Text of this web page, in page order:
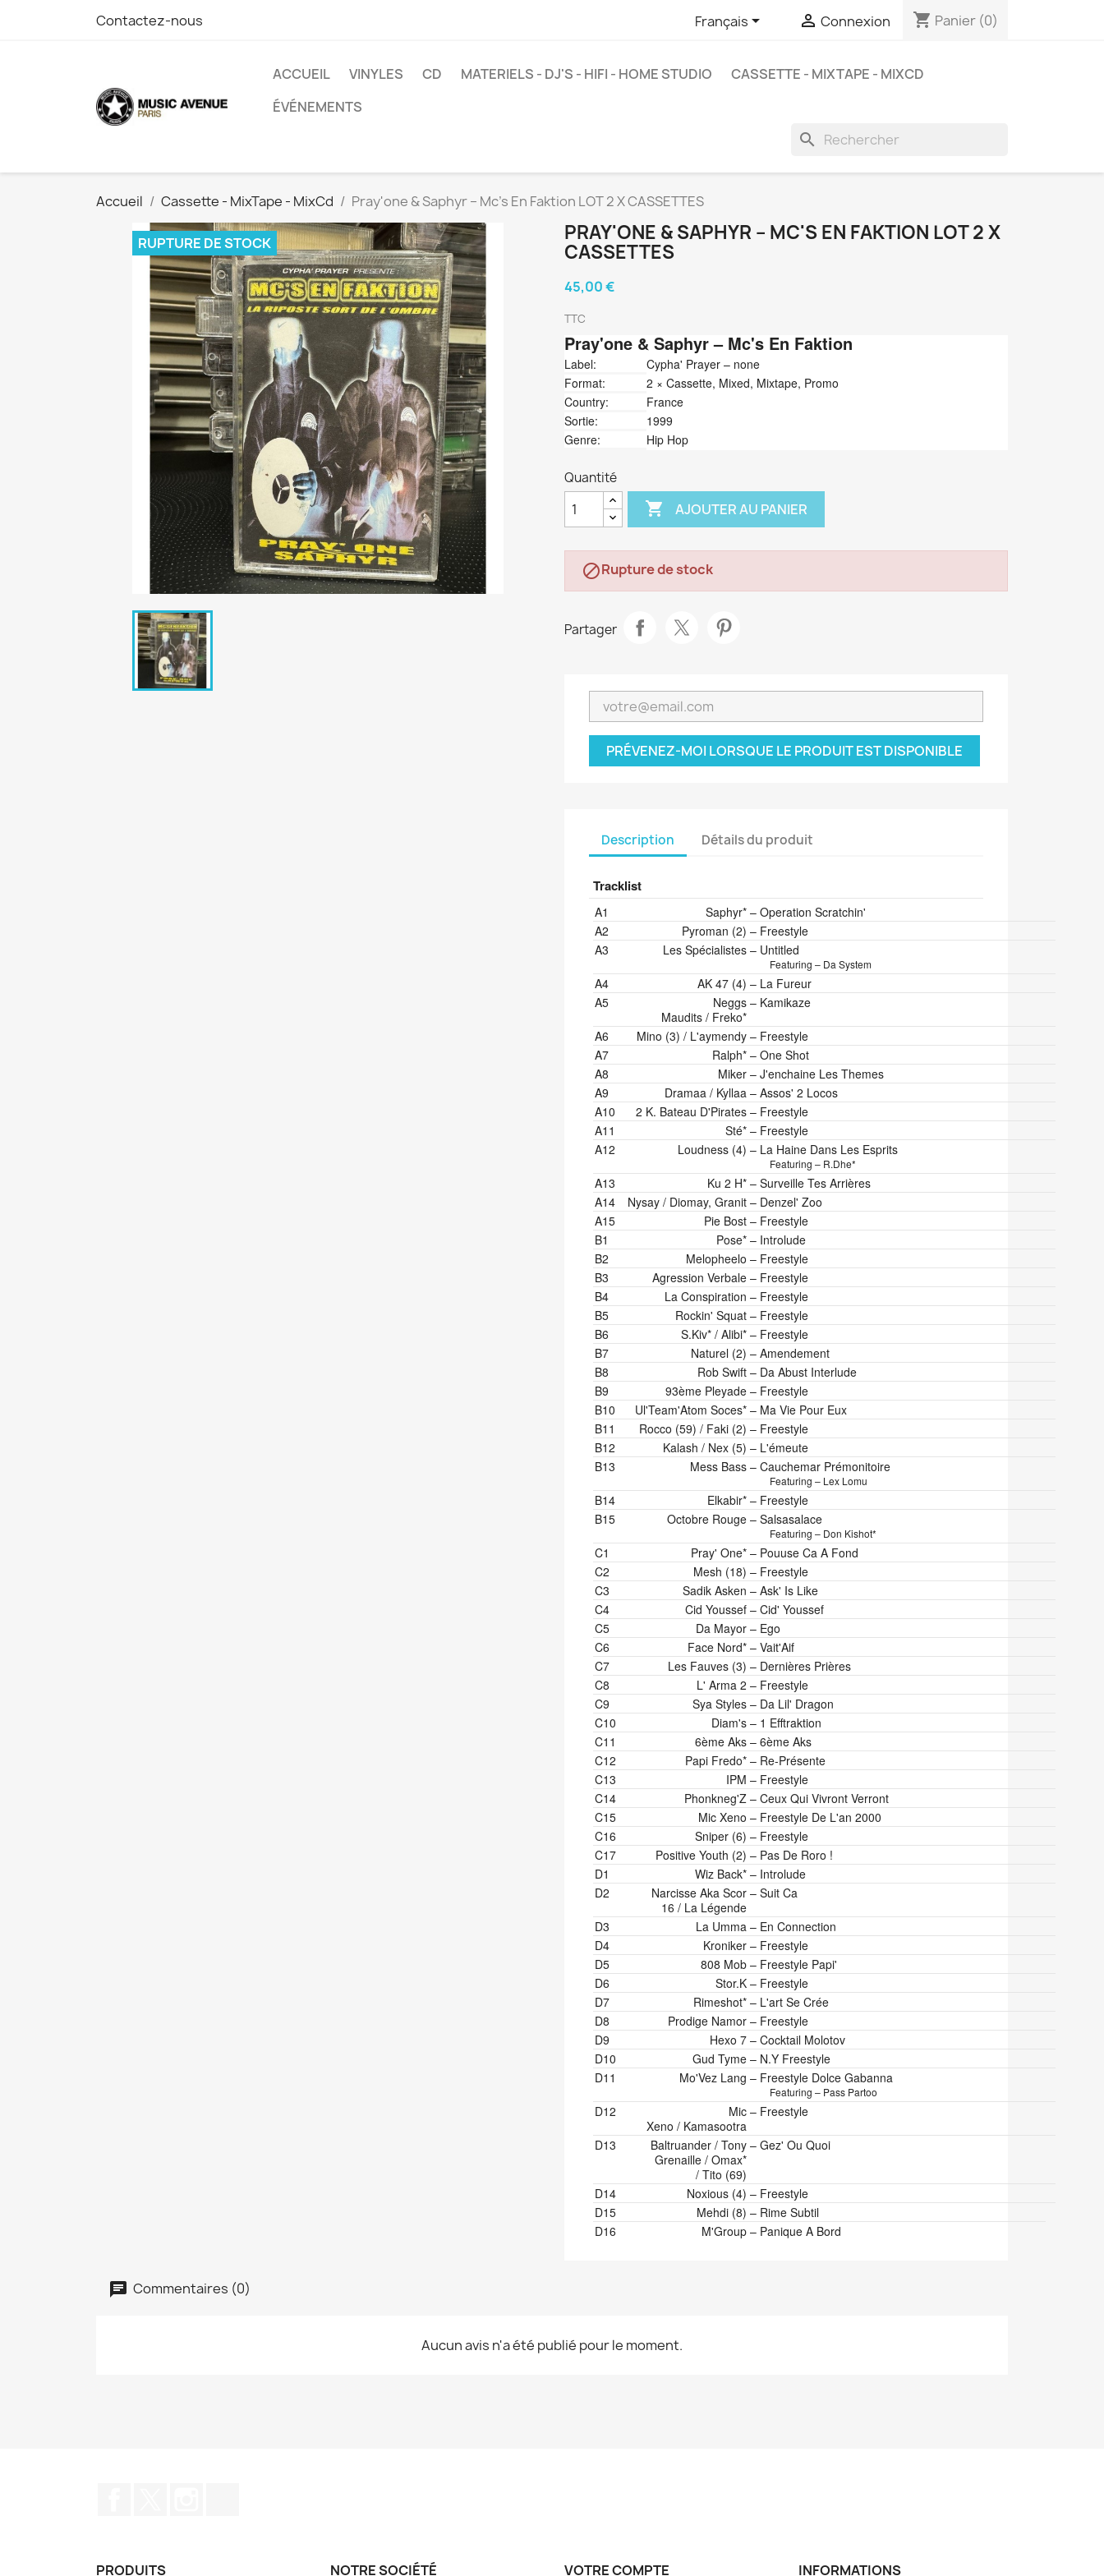
Contactez-nous Français  Connexion shopping_cart Panier (0)
ACCUEIL VINYLES CD MATERIELS - DJ'S - HIFI - HOME STUDIO
CASSETTE - MIXTAPE - MIXCD
ÉVÉNEMENTS
search
Accueil Cassette - MixTape - MixCd Pray'one & Saphyr ‎– Mc's En Faktion LOT 2 X CASSETTES
RUPTURE DE STOCK
PRAY'ONE & SAPHYR ‎– MC'S EN FAKTION LOT 2 X
CASSETTES
45,00 €
TTC
Pray'one & Saphyr‎– Mc's En Faktion
Label:
Cypha' Prayer ‎– none
Format:
2 × Cassette, Mixed, Mixtape, Promo
Country:
France
Sortie:
1999
Genre:
Hip Hop
Quantité
 AJOUTER AU PANIER
Rupture de stock
Partager
PRÉVENEZ-MOI LORSQUE LE PRODUIT EST DISPONIBLE
Description Détails du produit
Tracklist
Position Title/Credits Duration
A1 –
Saphyr*
Operation Scratchin'
A2
–
Pyroman (2)
Freestyle
A3
–
Les Spécialistes Untitled
Featuring – Da System
A4 –
AK 47 (4)
La Fureur
A5
–
Neggs
Maudits / Freko*
Kamikaze
A6 –
Mino (3) / L'aymendy
Freestyle
A7
–
Ralph*
One Shot
A8
–
Miker
J'enchaine Les Themes
A9
–
Dramaa / Kyllaa
Assos' 2 Locos
A10
–
2 K. Bateau D'Pirates
Freestyle
A11
–
Sté*
Freestyle
A12
–
Loudness (4) La Haine Dans Les Esprits
Featuring – R.Dhe*
A13 –
Ku 2 H*
Surveille Tes Arrières
A14
–
Nysay / Diomay, Granit
Denzel' Zoo
A15
–
Pie Bost
Freestyle
B1
–
Pose*
Introlude
B2
–
Melopheelo
Freestyle
B3
–
Agression Verbale
Freestyle
B4
–
La Conspiration
Freestyle
B5
–
Rockin' Squat
Freestyle
B6
–
S.Kiv* / Alibi*
Freestyle
B7
–
Naturel (2)
Amendement
B8
–
Rob Swift
Da Abust Interlude
B9
–
93ème Pleyade
Freestyle
B10
–
Ul'Team'Atom Soces*
Ma Vie Pour Eux
B11
–
Rocco (59) / Faki (2)
Freestyle
B12
–
Kalash / Nex (5)
L'émeute
B13
–
Mess Bass Cauchemar Prémonitoire
Featuring – Lex Lomu
B14 –
Elkabir*
Freestyle
B15
–
Octobre Rouge Salsasalace
Featuring – Don Kishot*
C1 –
Pray' One*
Pouuse Ca A Fond
C2
–
Mesh (18)
Freestyle
C3
–
Sadik Asken
Ask' Is Like
C4
–
Cid Youssef
Cid' Youssef
C5
–
Da Mayor
Ego
C6
–
Face Nord*
Vait'Aif
C7
–
Les Fauves (3)
Dernières Prières
C8
–
L' Arma 2
Freestyle
C9
–
Sya Styles
Da Lil' Dragon
C10
–
Diam's
1 Efftraktion
C11
–
6ème Aks
6ème Aks
C12
–
Papi Fredo*
Re-Présente
C13
–
IPM
Freestyle
C14
–
Phonkneg'Z
Ceux Qui Vivront Verront
C15
–
Mic Xeno
Freestyle De L'an 2000
C16
–
Sniper (6)
Freestyle
C17
–
Positive Youth (2)
Pas De Roro !
D1
–
Wiz Back*
Introlude
D2
–
Narcisse Aka Scor
16 / La Légende
Suit Ca
D3 –
La Umma
En Connection
D4
–
Kroniker
Freestyle
D5
–
808 Mob
Freestyle Papi'
D6
–
Stor.K
Freestyle
D7
–
Rimeshot*
L'art Se Crée
D8
–
Prodige Namor
Freestyle
D9
–
Hexo 7
Cocktail Molotov
D10
–
Gud Tyme
N.Y Freestyle
D11
–
Mo'Vez Lang Freestyle Dolce Gabanna
Featuring – Pass Partoo
D12 –
Mic
Xeno / Kamasootra
Freestyle
D13 –
Baltruander / Tony
Grenaille / Omax*
/ Tito (69)
Gez' Ou Quoi
D14 –
Noxious (4)
Freestyle
D15
–
Mehdi (8)
Rime Subtil
D16
–
M'Group Panique A Bord
Commentaires (0)
Aucun avis n'a été publié pour le moment.
PRODUITS NOTRE SOCIÉTÉ VOTRE COMPTE INFORMATIONS